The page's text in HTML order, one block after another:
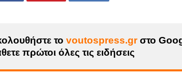
τοvoutospress.grστο
πρώτοι όλες τις ειδήσεις